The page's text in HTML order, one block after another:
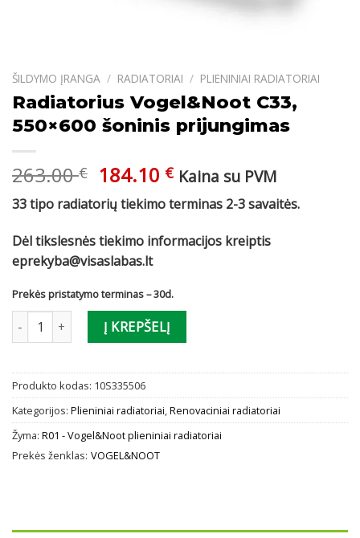
ŠILDYMO ĮRANGA / RADIATORIAI / PLIENINIAI RADIATORIAI
Radiatorius Vogel&Noot C33,
550×600 šoninis prijungimas
263.00€ Original
price
was:
263.00 €.
184.10 €Current
price
is:
184.10 €.
Kaina su PVM
33 tipo radiatorių tiekimo terminas 2-3 savaitės.
Dėl tikslesnės tiekimo informacijos kreiptis
eprekyba@visaslabas.lt
Prekės pristatymo terminas – 30d.
produkto kiekis: Radiatorius Vogel&Noot C33, 550x600 šoninis
Į KREPŠELĮ
Produkto kodas: 10S335506
Kategorijos: Plieniniai radiatoriai,Renovaciniai radiatoriai
Žyma: R01 - Vogel&Noot plieniniai radiatoriai
Prekės ženklas: VOGEL&NOOT